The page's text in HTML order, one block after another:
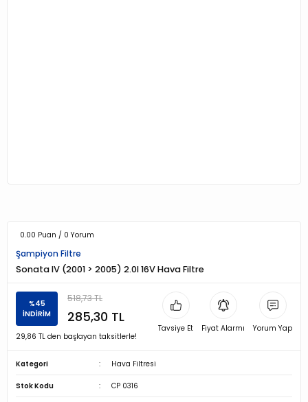
0.00 Puan / 0 Yorum
Şampiyon Filtre
Sonata IV (2001 > 2005) 2.0I 16V Hava Filtre
%45
İNDİRİM
518,73 TL
285,30 TL
29,86 TL den başlayan taksitlerle!
Tavsiye Et Fiyat Alarmı Yorum Yap
Kategori Hava Filtresi
Stok Kodu CP 0316